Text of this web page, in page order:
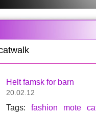
Helt famsk for barn
20.02.12
Tags: fashion mote